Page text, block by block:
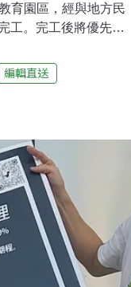
育園區，經與地方民
工。完工後將優先收
環保局5日表示，市
，應於2030年完成脫
獲認同加入，將與成
亞錦興廠、義芳化
。（中央社、聯合報
編輯直送